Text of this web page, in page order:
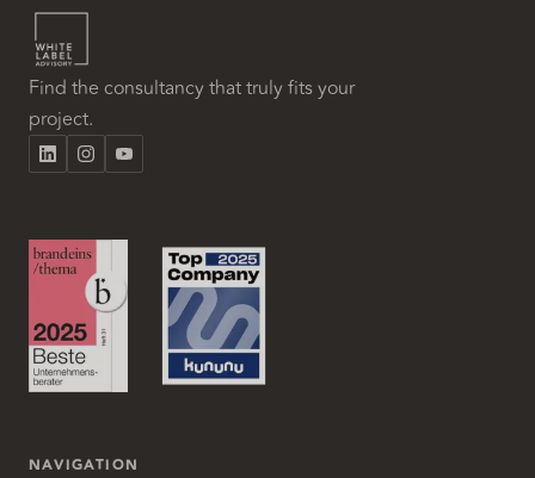
Find the consultancy that truly fits your
project.
NAVIGATION